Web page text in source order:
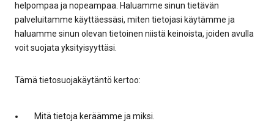
helpompaa ja nopeampaa. Haluamme sinun tietävän
palveluitamme käyttäessäsi, miten tietojasi käytämme ja
haluamme sinun olevan tietoinen niistä keinoista, joiden avulla
voit suojata yksityisyyttäsi.
Tämä tietosuojakäytäntö kertoo:
Mitä tietoja keräämme ja miksi.